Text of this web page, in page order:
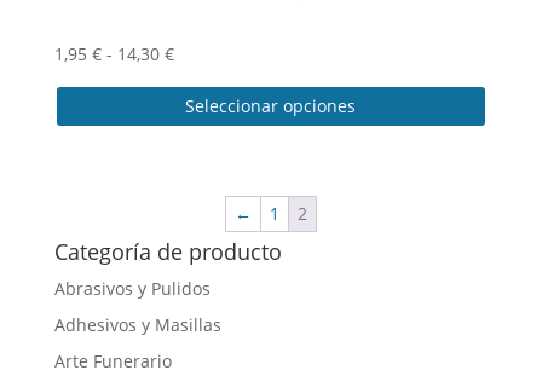
1,95 € - 14,30 €Rango
precios:
Seleccionar opciones
variantes.
Las
se
pueden
← 1 2
Categoría de producto
Abrasivos y Pulidos
Adhesivos y Masillas
Arte Funerario